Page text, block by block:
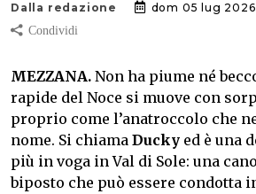
Dalla redazione dom 05 lug
MEZZANA. Non ha piume né
rapide del Noce si muove con
proprio come l’anatroccolo che
nome. Si chiama Ducky ed è una
più in voga in Val di Sole: una
biposto che può essere condotta